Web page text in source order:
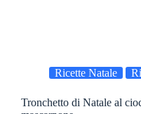
Ricette Natale
Tronchetto di Natale al